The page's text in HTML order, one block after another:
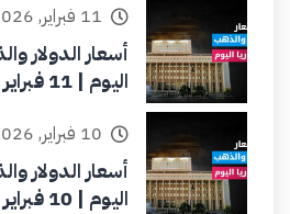
11 فبراير, 2026 - 11:05 ص
أسعار الدولار
اليوم | 11 فبراير الأربعاء 2026
10 فبراير, 2026 - 10:30 ص
أسعار الدولار
اليوم | 10 فبراير الثلاثاء 2026